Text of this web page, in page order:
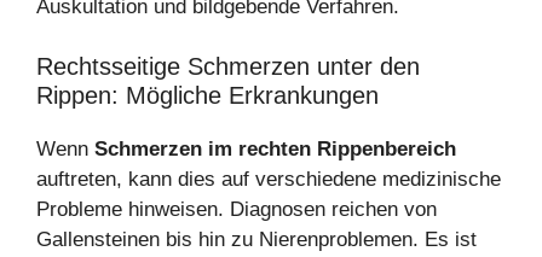
Auskultation und bildgebende Verfahren.
Rechtsseitige Schmerzen unter den
Rippen: Mögliche Erkrankungen
Wenn Schmerzen im rechten Rippenbereich
auftreten, kann dies auf verschiedene medizinische
Probleme hinweisen. Diagnosen reichen von
Gallensteinen bis hin zu Nierenproblemen. Es ist